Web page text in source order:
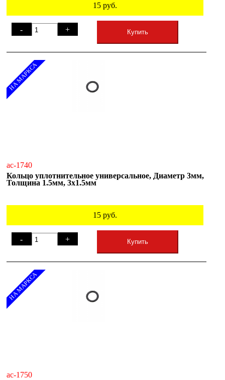
15 руб.
- + Купить
НА МАРКСА
ac-1740
Кольцо уплотнительное универсальное, Диаметр 3мм,
Толщина 1.5мм, 3х1.5мм
15 руб.
- + Купить
НА МАРКСА
ac-1750